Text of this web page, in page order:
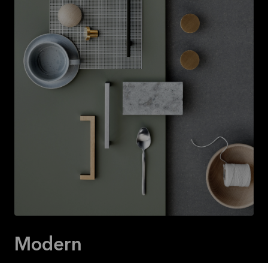
aanbieding
Modern